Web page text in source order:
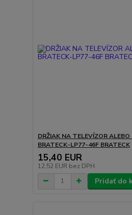
DRŽIAK NA TELEVÍZOR
BRATECK-LP77-46F BRATECK
15,40 EUR
12,52 EUR bez DPH
Pridať do